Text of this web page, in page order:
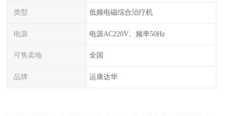
类型 低频电磁综合治疗机
电源 电源AC220V、频率50Hz
可售卖地 全国
品牌 运康达华